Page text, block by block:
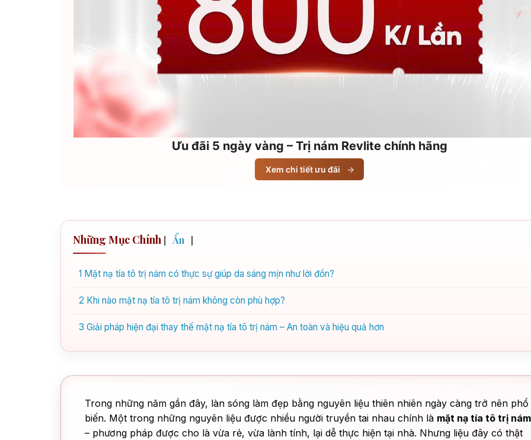
Ưu đãi 5 ngày vàng – Trị nám Revlite chính hãng
Xem chi tiết ưu đãi →
Những Mục Chính [ Ẩn ]
1 Mặt nạ tía tô trị nám có thực sự giúp da sáng mịn như lời đồn?
2 Khi nào mặt nạ tía tô trị nám không còn phù hợp?
3 Giải pháp hiện đại thay thế mặt nạ tía tô trị nám – An toàn và hiệu quả hơn
Trong những năm gần đây, làn sóng làm đẹp bằng nguyên liệu thiên nhiên ngày càng trở nên phổ
biến. Một trong những nguyên liệu được nhiều người truyền tai nhau chính là mặt nạ tía tô trị nám
– phương pháp được cho là vừa rẻ, vừa lành tính, lại dễ thực hiện tại nhà. Nhưng liệu đây có thật